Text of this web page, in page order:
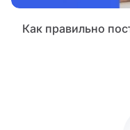
Как правильно